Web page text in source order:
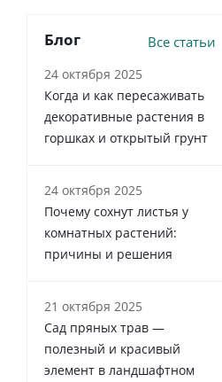
Блог Все статьи
24 октября 2025
Когда и как пересаживать
декоративные растения в
горшках и открытый грунт
24 октября 2025
Почему сохнут листья у
комнатных растений:
причины и решения
21 октября 2025
Сад пряных трав —
полезный и красивый
элемент в ландшафтном